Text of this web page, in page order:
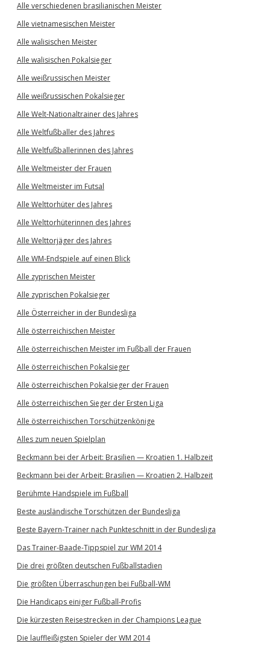
Alle verschiedenen brasilianischen Meister
Alle vietnamesischen Meister
Alle walisischen Meister
Alle walisischen Pokalsieger
Alle weißrussischen Meister
Alle weißrussischen Pokalsieger
Alle Welt-Nationaltrainer des Jahres
Alle Weltfußballer des Jahres
Alle Weltfußballerinnen des Jahres
Alle Weltmeister der Frauen
Alle Weltmeister im Futsal
Alle Welttorhüter des Jahres
Alle Welttorhüterinnen des Jahres
Alle Welttorjäger des Jahres
Alle WM-Endspiele auf einen Blick
Alle zyprischen Meister
Alle zyprischen Pokalsieger
Alle Österreicher in der Bundesliga
Alle österreichischen Meister
Alle österreichischen Meister im Fußball der Frauen
Alle österreichischen Pokalsieger
Alle österreichischen Pokalsieger der Frauen
Alle österreichischen Sieger der Ersten Liga
Alle österreichischen Torschützenkönige
Alles zum neuen Spielplan
Beckmann bei der Arbeit: Brasilien — Kroatien 1. Halbzeit
Beckmann bei der Arbeit: Brasilien — Kroatien 2. Halbzeit
Berühmte Handspiele im Fußball
Beste ausländische Torschützen der Bundesliga
Beste Bayern-Trainer nach Punkteschnitt in der Bundesliga
Das Trainer-Baade-Tippspiel zur WM 2014
Die drei größten deutschen Fußballstadien
Die größten Überraschungen bei Fußball-WM
Die Handicaps einiger Fußball-Profis
Die kürzesten Reisestrecken in der Champions League
Die lauffleißigsten Spieler der WM 2014